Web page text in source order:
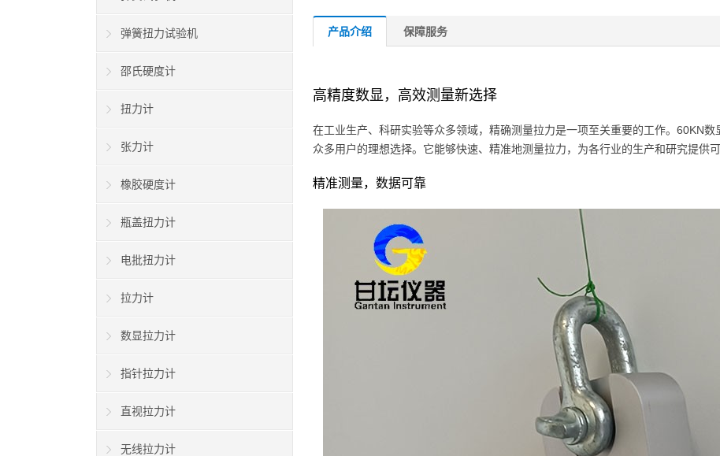
产品介绍 保障服务
高精度数显，高效测量新选择
在工业生产、科研实验等众多领域，精确测量拉力是一项至关重要的工作。60KN
众多用户的理想选择。它能够快速、精准地测量拉力，为各行业的生产和研究提供可
精准测量，数据可靠
弹簧扭力试验机
邵氏硬度计
扭力计
张力计
橡胶硬度计
瓶盖扭力计
电批扭力计
拉力计
数显拉力计
指针拉力计
直视拉力计
无线拉力计